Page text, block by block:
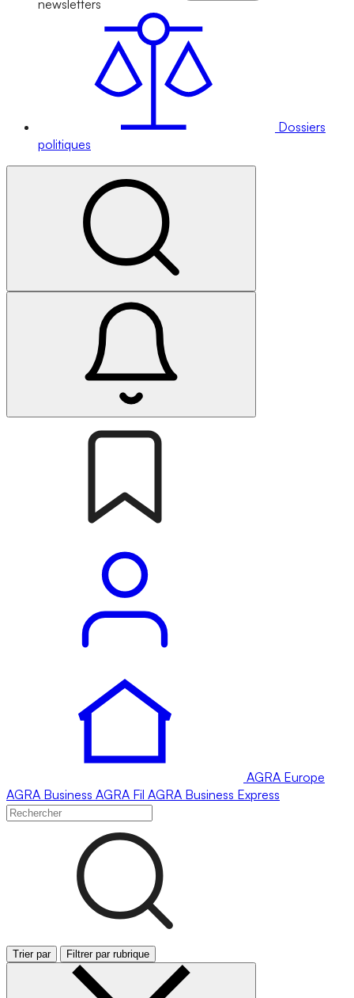
newsletters
Dossiers
politiques
AGRA Europe
AGRA Business AGRA Fil AGRA Business Express
Trier par Filtrer par rubrique